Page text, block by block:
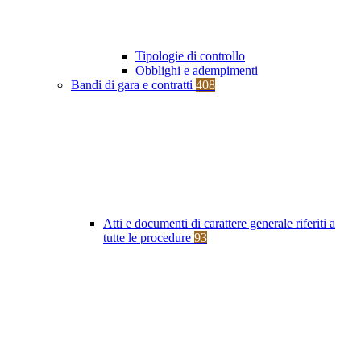
Tipologie di controllo
Obblighi e adempimenti
Bandi di gara e contratti 408
Atti e documenti di carattere generale riferiti a
tutte le procedure 93